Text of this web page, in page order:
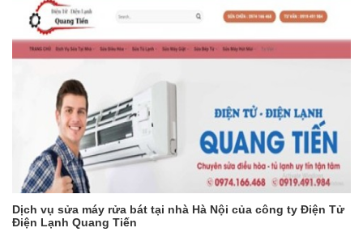
Dịch vụ sửa máy rửa bát tại nhà Hà Nội của công ty Điện Tử
Điện Lạnh Quang Tiến